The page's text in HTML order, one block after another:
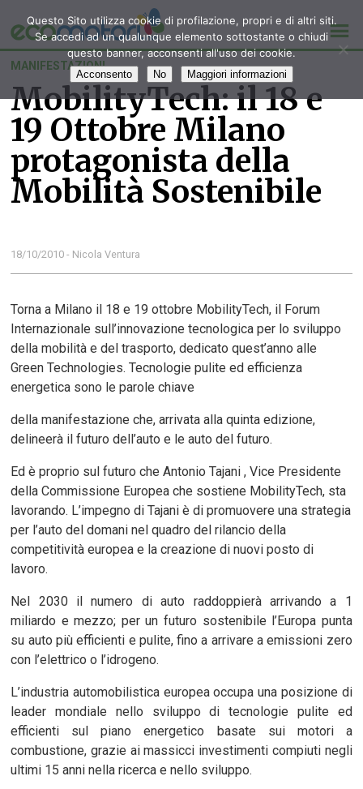
MANIFESTAZIONI
MobilityTech: il 18 e
19 Ottobre Milano
protagonista della
Mobilità Sostenibile
18/10/2010 - Nicola Ventura
Torna a Milano il 18 e 19 ottobre MobilityTech, il Forum
Internazionale sull’innovazione tecnologica per lo sviluppo
della mobilità e del trasporto, dedicato quest’anno alle
Green Technologies. Tecnologie pulite ed efficienza
energetica sono le parole chiave
della manifestazione che, arrivata alla quinta edizione,
delineerà il futuro dell’auto e le auto del futuro.
Ed è proprio sul futuro che Antonio Tajani , Vice Presidente
della Commissione Europea che sostiene MobilityTech, sta
lavorando. L’impegno di Tajani è di promuovere una strategia
per l’auto del domani nel quadro del rilancio della
competitività europea e la creazione di nuovi posto di
lavoro.
Nel 2030 il numero di auto raddoppierà arrivando a 1
miliardo e mezzo; per un futuro sostenibile l’Europa punta
su auto più efficienti e pulite, fino a arrivare a emissioni zero
con l’elettrico o l’idrogeno.
L’industria automobilistica europea occupa una posizione di
leader mondiale nello sviluppo di tecnologie pulite ed
efficienti sul piano energetico basate sui motori a
combustione, grazie ai massicci investimenti compiuti negli
ultimi 15 anni nella ricerca e nello sviluppo.
Questo Sito utilizza cookie di profilazione, propri e di altri siti.
Se accedi ad un qualunque elemento sottostante o chiudi
questo banner, acconsenti all'uso dei cookie.
Acconsento No Maggiori informazioni